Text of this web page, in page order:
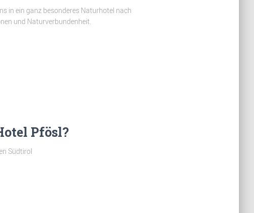
in ein ganz besonderes Naturhotel nach
und Naturverbundenheit.
Pfösl?
Südtirol